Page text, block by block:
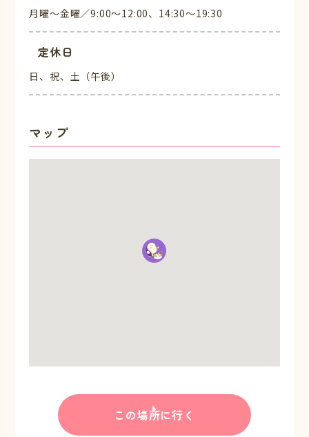
月曜～金曜／9:00～12:00、14:30～19:30
定休日
日、祝、土（午後）
マップ
この場所に行く